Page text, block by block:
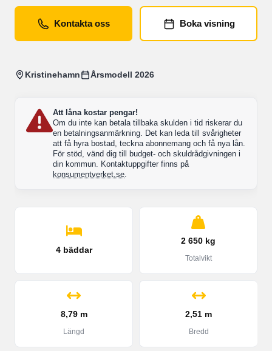
Kontakta oss Boka visning
Kristinehamn Årsmodell 2026
Att låna kostar pengar!
Om du inte kan betala tillbaka skulden i tid riskerar du
en betalningsanmärkning. Det kan leda till svårigheter
att få hyra bostad, teckna abonnemang och få nya lån.
För stöd, vänd dig till budget- och skuldrådgivningen i
din kommun. Kontaktuppgifter finns på
konsumentverket.se.
4 bäddar
2 650 kg
Totalvikt
8,79 m
Längd
2,51 m
Bredd